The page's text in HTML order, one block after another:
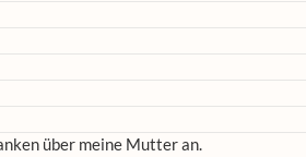
über meine Mutter an.